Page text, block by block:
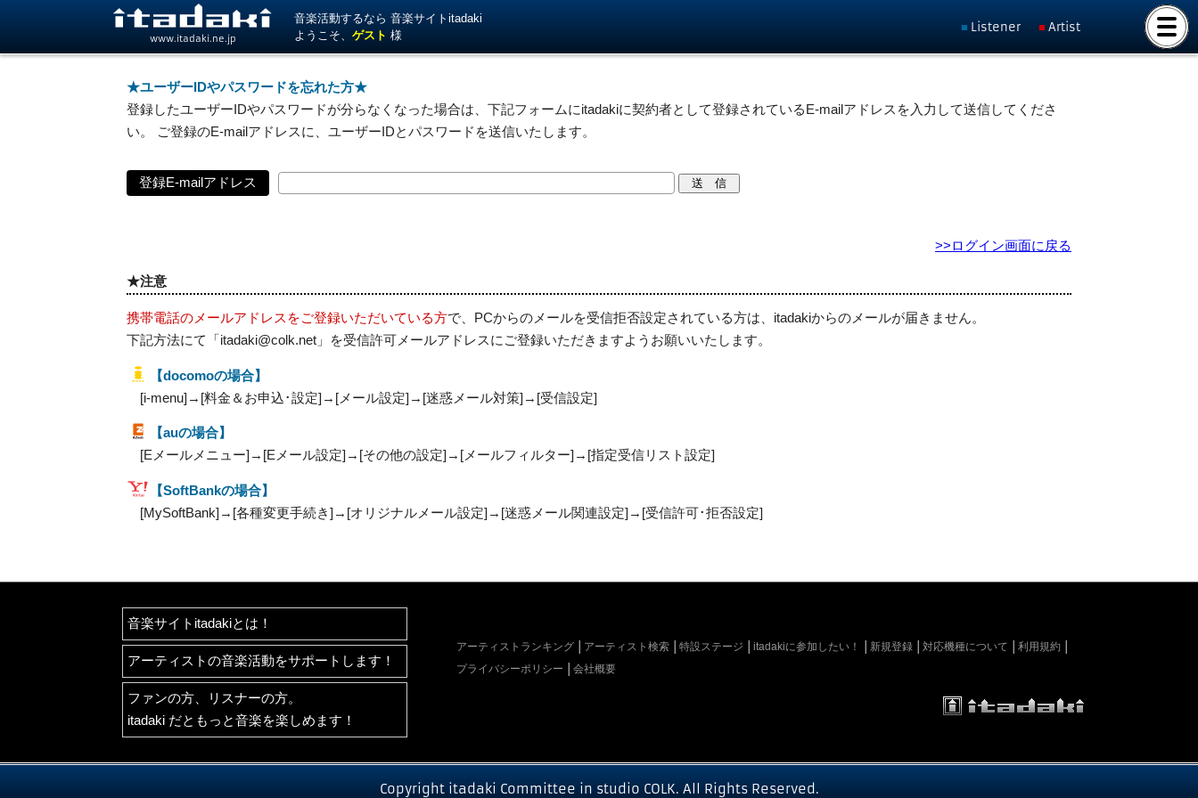
www.itadaki.ne.jp
音楽活動するなら 音楽サイトitadaki
ようこそ、ゲスト 様
Listener Artist
★ユーザーIDやパスワードを忘れた方★
登録したユーザーIDやパスワードが分らなくなった場合は、下記フォームにitadakiに契約者として登録されているE-mailアドレスを入力して送信してくださ
い。 ご登録のE-mailアドレスに、ユーザーIDとパスワードを送信いたします。
登録E-mailアドレス
>>ログイン画面に戻る
★注意
携帯電話のメールアドレスをご登録いただいている方で、PCからのメールを受信拒否設定されている方は、itadakiからのメールが届きません。
下記方法にて「itadaki@colk.net」を受信許可メールアドレスにご登録いただきますようお願いいたします。
【docomoの場合】
[i-menu]→[料金＆お申込･設定]→[メール設定]→[迷惑メール対策]→[受信設定]
【auの場合】
[Eメールメニュー]→[Eメール設定]→[その他の設定]→[メールフィルター]→[指定受信リスト設定]
【SoftBankの場合】
[MySoftBank]→[各種変更手続き]→[オリジナルメール設定]→[迷惑メール関連設定]→[受信許可･拒否設定]
音楽サイトitadakiとは！
アーティストの音楽活動をサポートします！
ファンの方、リスナーの方。
itadaki だともっと音楽を楽しめます！
アーティストランキング アーティスト検索 特設ステージ itadakiに参加したい！ 新規登録 対応機種について
利用規約
プライバシーポリシー
会社概要
Copyright itadaki Committee in studio COLK. All Rights Reserved.